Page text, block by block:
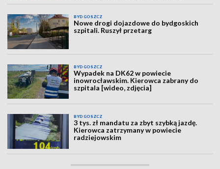
BYDGOSZCZ
Nowe drogi dojazdowe do bydgoskich
szpitali. Ruszył przetarg
BYDGOSZCZ
Wypadek na DK62 w powiecie
inowrocławskim. Kierowca zabrany do
szpitala [wideo, zdjęcia]
BYDGOSZCZ
3 tys. zł mandatu za zbyt szybką jazdę.
Kierowca zatrzymany w powiecie
radziejowskim